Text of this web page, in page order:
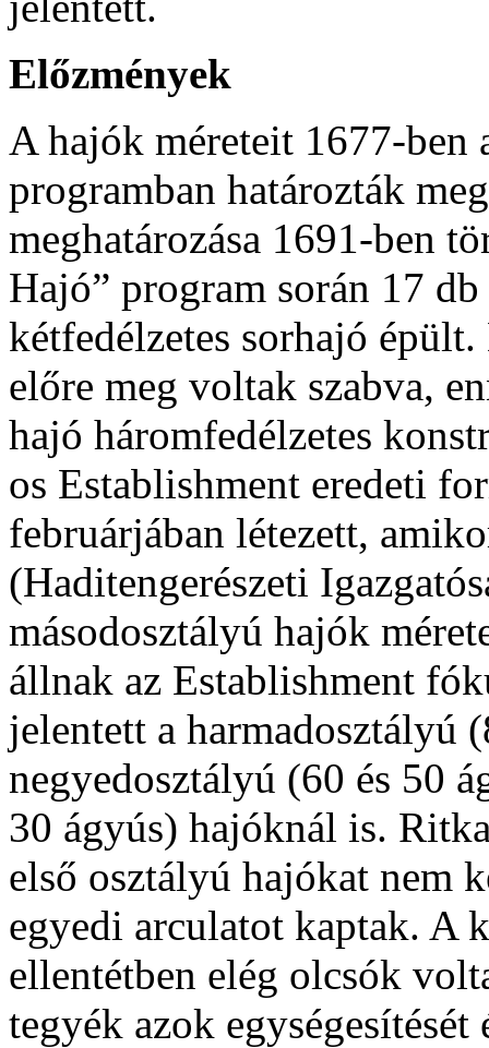
Előzmények
A hajók méreteit 1677-ben
programban határozták
meghatározása 1691-ben
Hajó” program során 17
kétfedélzetes sorhajó
előre meg voltak szabva,
hajó háromfedélzetes
os Establishment eredeti
februárjában létezett,
(Haditengerészeti
másodosztályú hajók
állnak az Establishment
jelentett a harmadosztályú
negyedosztályú (60 és 50
30 ágyús) hajóknál is.
első osztályú hajókat nem
egyedi arculatot kaptak. A
ellentétben elég olcsók
tegyék azok